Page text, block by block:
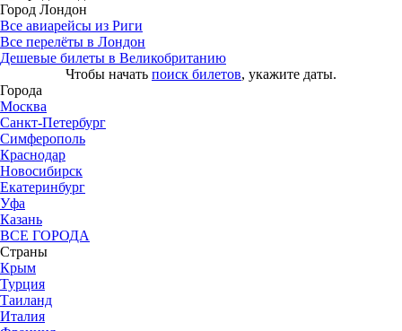
Город Лондон
Все авиарейсы из Риги
Все перелёты в Лондон
Дешевые билеты в Великобританию
Чтобы начать поиск билетов, укажите даты.
Города
Москва
Санкт-Петербург
Симферополь
Краснодар
Новосибирск
Екатеринбург
Уфа
Казань
ВСЕ ГОРОДА
Страны
Крым
Турция
Таиланд
Италия